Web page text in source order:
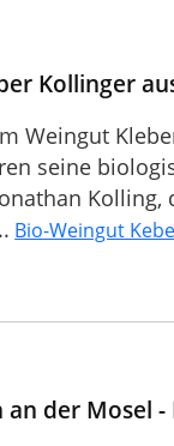
Kollinger
Weingut
seine
Bio-Weingut
der Mosel -